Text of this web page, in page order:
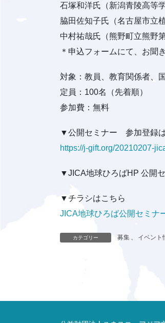
石塚和洋氏（新潟青陵高等学
脇田佐知子氏（名古屋市立
中村祐哉氏（熊野町立熊野
＊申込フォームにて、お聞
対象：教員、教育関係者、
定員：100名（先着順）
参加費：無料
▼公開セミナー 参加登録
https://j-gift.org/20210207-
▼JICA地球ひろばHP 公開
▼チラシはこちら
JICA地球ひろば公開セミナ
カテゴリー 募集 、 イベント